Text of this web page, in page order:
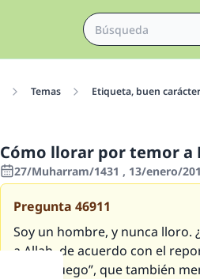
Temas Etiqueta, buen
Cómo llorar por temor a
27/Muharram/1431 , 13/enero/
Pregunta 46911
Soy un hombre, y nunca
a Allah, de acuerdo con el
por el Fuego”, que también